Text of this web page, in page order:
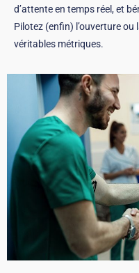
d’attente en temps réel, et
Pilotez (enfin) l’ouverture
véritables métriques.